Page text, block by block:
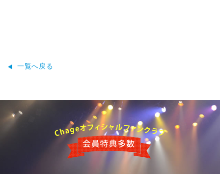
一覧へ戻る